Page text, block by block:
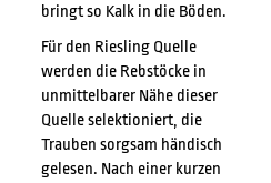
bringt so Kalk in die Böden.
Für den Riesling Quelle
werden die Rebstöcke in
unmittelbarer Nähe dieser
Quelle selektioniert, die
Trauben sorgsam händisch
gelesen. Nach einer kurzen